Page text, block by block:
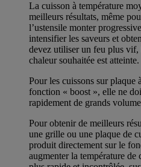
La cuisson à température
meilleurs résultats, même
l’ustensile monter
intensifier les saveurs et
devez utiliser un feu plus vif,
chaleur souhaitée est atteinte.
Pour les cuissons sur plaque
fonction « boost », elle ne
rapidement de grands
Pour obtenir de meilleurs
une grille ou une plaque de
produit directement sur le
augmenter la température de